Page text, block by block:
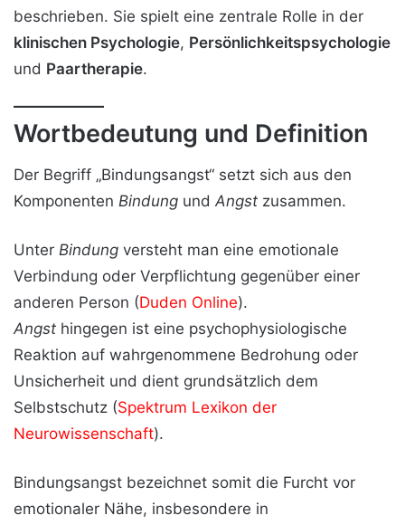
beschrieben. Sie spielt eine zentrale Rolle in der
klinischen Psychologie, Persönlichkeitspsychologie
und Paartherapie.
Wortbedeutung und Definition
Der Begriff „Bindungsangst“ setzt sich aus den
Komponenten Bindung und Angst zusammen.
Unter Bindung versteht man eine emotionale
Verbindung oder Verpflichtung gegenüber einer
anderen Person (Duden Online).
Angst hingegen ist eine psychophysiologische
Reaktion auf wahrgenommene Bedrohung oder
Unsicherheit und dient grundsätzlich dem
Selbstschutz (Spektrum Lexikon der
Neurowissenschaft).
Bindungsangst bezeichnet somit die Furcht vor
emotionaler Nähe, insbesondere in